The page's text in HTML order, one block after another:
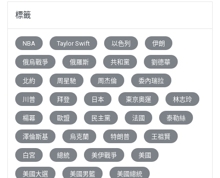
標籤
NBA Taylor Swift 以色列 伊朗
俄烏戰爭 俄羅斯 共和黨 劉德華
北約 周星馳 周杰倫 委內瑞拉
川普 拜登 日本 東京奧運 林志玲
楊冪 歐盟 民主黨 法國 泰勒絲
澤倫斯基 烏克蘭 特朗普 王祖賢
白宮 總統 美伊戰爭 美國
美國大選 美國男籃 美國總統